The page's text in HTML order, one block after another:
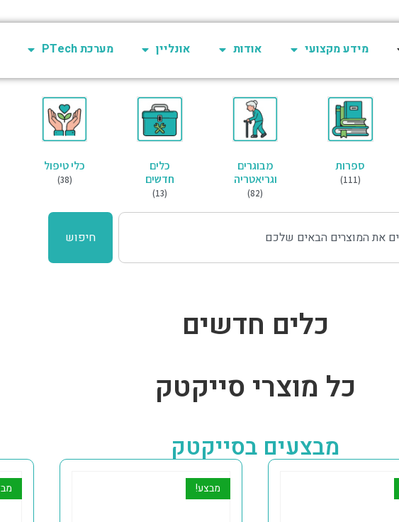
מידע מקצועי אודות אונליין מערכת PTech
ספרות
(111)
מבוגרים
וגריאטריה
(82)
כלים
חדשים
(13)
כלי טיפול
(38)
חיפוש
כלים חדשים
כל מוצרי סייקטק
מבצעים בסייקטק
מבצע!